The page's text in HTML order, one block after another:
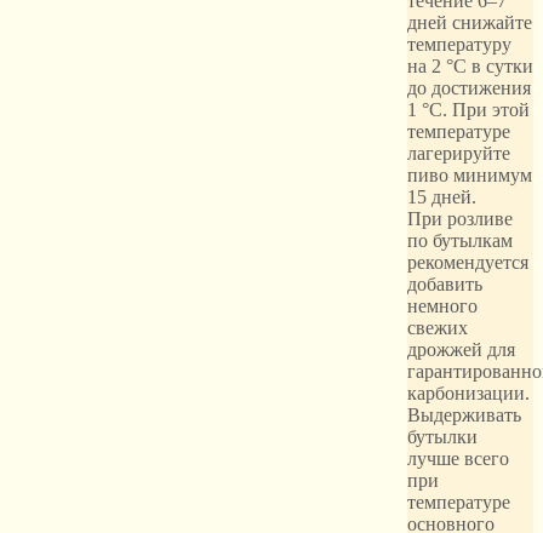
дней снижайте
температуру
на 2 °C в сутки
до достижения
1 °C. При этой
температуре
лагерируйте
пиво минимум
15 дней.
При розливе
по бутылкам
рекомендуется
добавить
немного
свежих
дрожжей для
карбонизации.
Выдерживать
бутылки
лучше всего
при
температуре
основного